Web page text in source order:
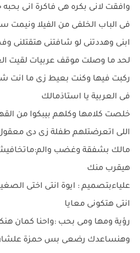
وافقت لانى بكره هى فاكرة انى
فى الباب الخلفى من الفيلا ونيمت
ابنى وهددتنى لو شافتنى هتقتلنى
لحد ما وصلت موقف عربيات لقيت
ركبت فيها وكنت بعيط زى ما انت
فى العربية يا استاذمالك
خلصت كلامها وكلهم بيبكوا من
اللى اتعرضتلهم طفلة زى دى
مالك بشفقة وغضب
هيقرب منك
علياءبتصميم : ايوة انتى اختى
انتى هتكونى معايا
رؤية ومها ومى بحب :واحنا كمان
وهنساعدك رضعى بس حمزة